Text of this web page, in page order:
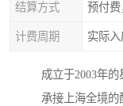
结算方式 预付
计费周期 实际入
成立于2003年
承接上海全境的